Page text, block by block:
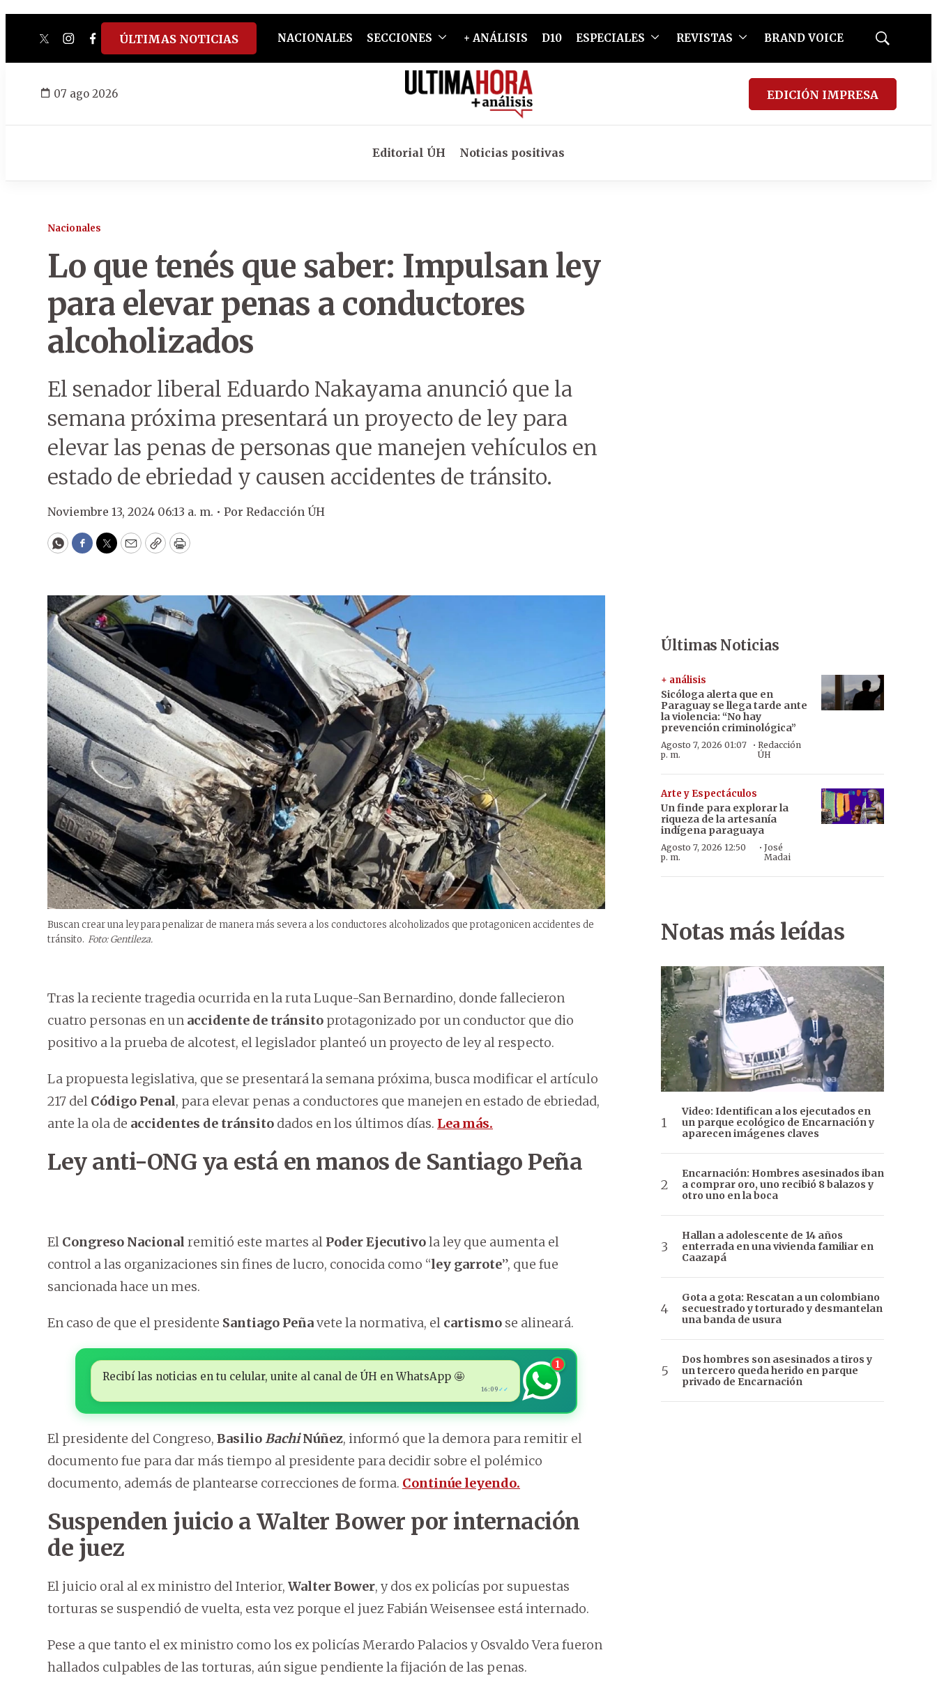
twitterinstagram
facebook
tiktokyoutube
spotify
ÚLTIMAS NOTICIAS NACIONALES SECCIONES + ANÁLISIS D10 ESPECIALES REVISTAS BRAND VOICE
Mostrar
07 ago 2026 EDICIÓN IMPRESA
Editorial ÚH Noticias positivas
Nacionales
Lo que tenés que saber: Impulsan ley
para elevar penas a conductores
alcoholizados
El senador liberal Eduardo Nakayama anunció que la
semana próxima presentará un proyecto de ley para
elevar las penas de personas que manejen vehículos en
estado de ebriedad y causen accidentes de tránsito.
Noviembre 13, 2024 06:13 a. m. • Por Redacción ÚH
WhatsApp
Facebook
Twitter
EmailCopyPrint
Buscan crear una ley para penalizar de manera más severa a los conductores alcoholizados que protagonicen accidentes de
tránsito. Foto: Gentileza.
Tras la reciente tragedia ocurrida en la ruta Luque-San Bernardino, donde fallecieron
cuatro personas en un accidente de tránsito protagonizado por un conductor que dio
positivo a la prueba de alcotest, el legislador planteó un proyecto de ley al respecto.
La propuesta legislativa, que se presentará la semana próxima, busca modificar el artículo
217 del Código Penal, para elevar penas a conductores que manejen en estado de ebriedad,
ante la ola de accidentes de tránsito dados en los últimos días. Lea más.
Ley anti-ONG ya está en manos de Santiago Peña
El Congreso Nacional remitió este martes al Poder Ejecutivola ley que aumenta el
control a las organizaciones sin fines de lucro, conocida como “ley garrote”, que fue
sancionada hace un mes.
En caso de que el presidente Santiago Peñavete la normativa, el cartismo se alineará.
Recibí las noticias en tu celular, unite al canal de ÚH en WhatsApp 🤩
16:09 ✓✓
1
El presidente del Congreso, BasilioBachiNúñez, informó que la demora para remitir el
documento fue para dar más tiempo al presidente para decidir sobre el polémico
documento, además de plantearse correcciones de forma. Continúe leyendo.
Suspenden juicio a Walter Bower por internación
de juez
El juicio oral al ex ministro del Interior, Walter Bower, y dos ex policías por supuestas
torturas se suspendió de vuelta, esta vez porque el juez Fabián Weisensee está internado.
Pese a que tanto el ex ministro como los ex policías Merardo Palacios y Osvaldo Vera fueron
hallados culpables de las torturas, aún sigue pendiente la fijación de las penas.
Últimas Noticias
+ análisis
Sicóloga alerta que en
Paraguay se llega tarde ante
la violencia: “No hay
prevención criminológica”
Agosto 7, 2026 01:07
p. m.
·Redacción
ÚH
Arte y Espectáculos
Un finde para explorar la
riqueza de la artesanía
indígena paraguaya
Agosto 7, 2026 12:50
p. m.
·José
Madai
Notas más leídas
Video: Identifican a los ejecutados en
un parque ecológico de Encarnación y
aparecen imágenes claves
Encarnación: Hombres asesinados iban
a comprar oro, uno recibió 8 balazos y
otro uno en la boca
Hallan a adolescente de 14 años
enterrada en una vivienda familiar en
Caazapá
Gota a gota: Rescatan a un colombiano
secuestrado y torturado y desmantelan
una banda de usura
Dos hombres son asesinados a tiros y
un tercero queda herido en parque
privado de Encarnación